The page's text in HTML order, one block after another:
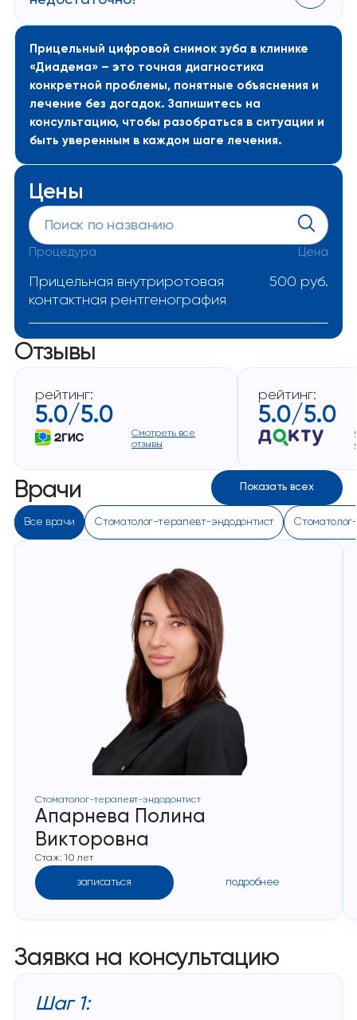
участке кости или нескольких зубах, он может
рекомендовать панорамный снимок или КТ. Это
обсуждают заранее и объясняют причину.
Прицельный цифровой снимок зуба в клинике
«Диадема» – это точная диагностика
конкретной проблемы, понятные объяснения и
лечение без догадок. Запишитесь на
консультацию, чтобы разобраться в ситуации и
быть уверенным в каждом шаге лечения.
Цены
Процедура Цена
Прицельная внутриротовая
контактная рентгенография
500 руб.
Отзывы
рейтинг:
5.0/5.0
Смотреть все
отзывы
рейтинг:
5.0/5.0
Врачи Показать всех
Все врачи Стоматолог-терапевт-эндодонтист
Стоматолог-терапевт-эндодонтист
Апарнева Полина
Викторовна
Стаж: 10 лет
записаться подробнее
Заявка на консультацию
Шаг 1: